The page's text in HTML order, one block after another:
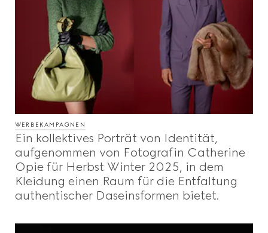
WERBEKAMPAGNEN
Ein kollektives Porträt von Identität,
aufgenommen von Fotografin Catherine
Opie für Herbst Winter 2025, in dem
Kleidung einen Raum für die Entfaltung
authentischer Daseinsformen bietet.